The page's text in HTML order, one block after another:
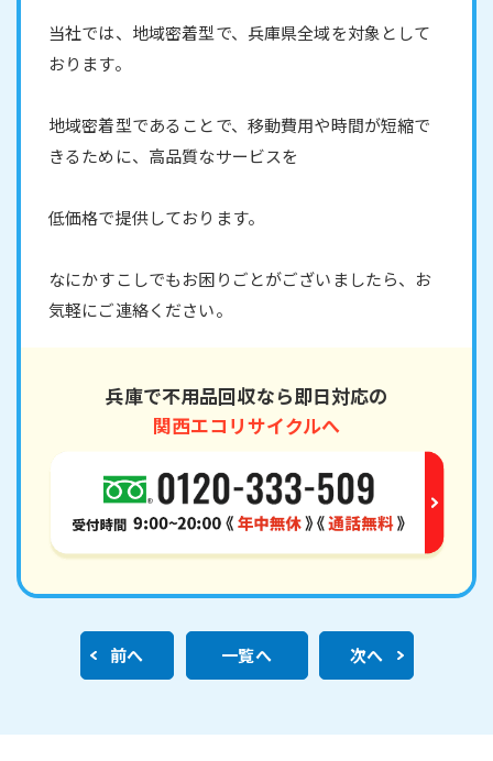
当社では、地域密着型で、兵庫県全域を対象として
おります。
地域密着型であることで、移動費用や時間が短縮で
きるために、高品質なサービスを
低価格で提供しております。
なにかすこしでもお困りごとがございましたら、お
気軽にご連絡ください。
兵庫で不用品回収なら即日対応の
関西エコリサイクルへ
前へ 一覧へ 次へ